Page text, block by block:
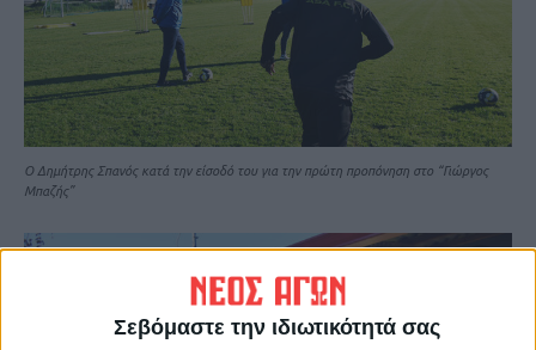
Σεβόμαστε την ιδιωτικότητά σας
Ο Δημήτρης Σπανός κατά την είσοδό του για την πρώτη προπόνηση στο “Γιώργος
Μπαζής”